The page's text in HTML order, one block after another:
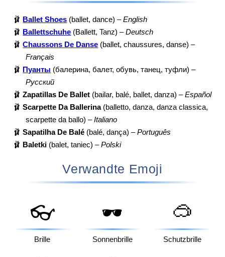
🩰 Ballet Shoes (ballet, dance) –English
🩰 Ballettschuhe (Ballett, Tanz) –Deutsch
🩰 Chaussons De Danse (ballet, chaussures, danse) –
Français
🩰 Пуанты (балерина, балет, обувь, танец, туфли) –
Русский
🩰 Zapatillas De Ballet (bailar, balé, ballet, danza) –Español
🩰 Scarpette Da Ballerina(balletto, danza, danza classica,
scarpette da ballo) –Italiano
🩰 Sapatilha De Balé (balé, dança) –Português
🩰 Baletki (balet, taniec) –Polski
Verwandte Emoji
👓
Brille
🕶️
Sonnenbrille
🥽
Schutzbrille